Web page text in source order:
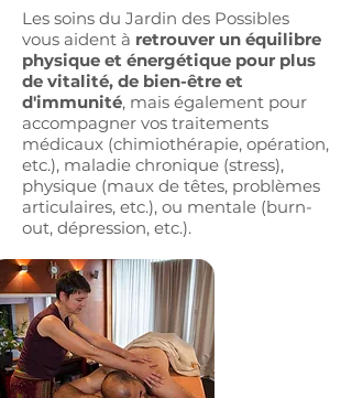
Les soins du Jardin des Possibles
vous aident à retrouver un équilibre
physique et énergétique pour plus
de vitalité, de bien-être et
d'immunité, mais également pour
accompagner vos traitements
médicaux (chimiothérapie, opération,
etc.), maladie chronique (stress),
physique (maux de têtes, problèmes
articulaires, etc.), ou mentale (burn-
out, dépression, etc.).